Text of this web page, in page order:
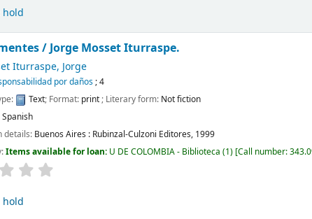
hold
/Jorge Mosset Iturraspe.
Iturraspe, Jorge
por daños; 4
Text; Format: print; Literary form: Not fiction
Spanish
details: Buenos Aires : Rubinzal-Culzoni Editores, 1999
Items available for loan: U DE COLOMBIA - Biblioteca (1) Call number:
hold